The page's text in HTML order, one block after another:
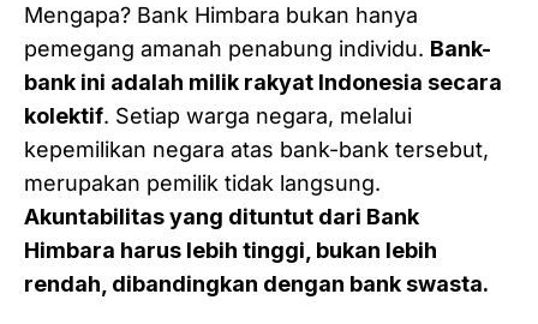
Mengapa? Bank Himbara bukan hanya
pemegang amanah penabung individu. Bank-
bank ini adalah milik rakyat Indonesia secara
kolektif. Setiap warga negara, melalui
kepemilikan negara atas bank-bank tersebut,
merupakan pemilik tidak langsung.
Akuntabilitas yang dituntut dari Bank
Himbara harus lebih tinggi, bukan lebih
rendah, dibandingkan dengan bank swasta.